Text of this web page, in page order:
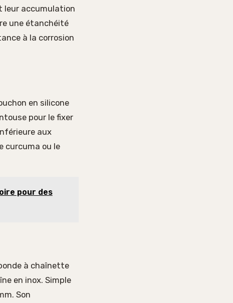
leur accumulation
une étanchéité
à la corrosion
en silicone
pour le fixer
aux
curcuma ou le
pour des
à chaînette
en inox. Simple
Son